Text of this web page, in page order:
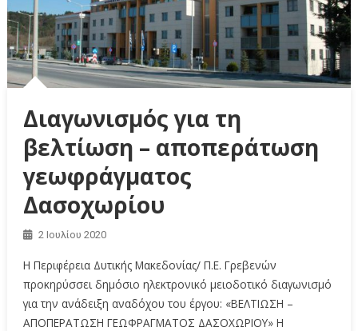
Διαγωνισμός για τη
βελτίωση – αποπεράτωση
γεωφράγματος
Δασοχωρίου
2 Ιουλίου 2020
Η Περιφέρεια Δυτικής Μακεδονίας/ Π.Ε. Γρεβενών
προκηρύσσει δημόσιο ηλεκτρονικό μειοδοτικό διαγωνισμό
για την ανάδειξη αναδόχου του έργου: «ΒΕΛΤΙΩΣΗ –
ΑΠΟΠΕΡΑΤΩΣΗ ΓΕΩΦΡΑΓΜΑΤΟΣ ΔΑΣΟΧΩΡΙΟΥ» Η